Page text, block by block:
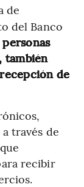
de
del Banco
también
de
través de
recibir